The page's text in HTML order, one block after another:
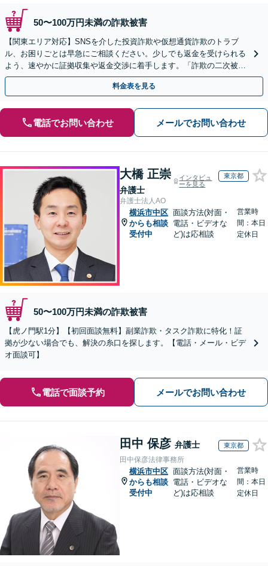
50〜100万円未満の詐欺被害
【関東エリア対応】SNSを介した投資詐欺や仮想通貨詐欺のトラブ
ル、お困りごとは早急にご相談ください。少しでも返金を受けられる
よう、速やかに証拠収集や返金交渉に着手します。「詐欺の二次被
害」のご相談も対応します【初回相談無料】【Web相談可】
料金表を見る
電話でお問い合わせ メールでお問い合わせ
大橋 正崇
弁護士
インタビュ
ーを見る
東京都
弁護士法人AO
横浜市中区
からも相談
受付中
面談方法(対面・
電話・ビデオな
ど)は応相談
営業時
間：本日
定休日
50〜100万円未満の詐欺被害
【虎ノ門駅1分】【初回面談無料】副業詐欺・タスク詐欺に特化！証
拠が少ない場合でも、解決の糸口を探します。【電話・メール・ビデ
オ面談可】
電話で面談予約 メールでお問い合わせ
田中 保彦 弁護士 東京都
田中保彦法律事務所
横浜市中区
からも相談
受付中
面談方法(対面・
電話・ビデオな
ど)は応相談
営業時
間：本日
定休日